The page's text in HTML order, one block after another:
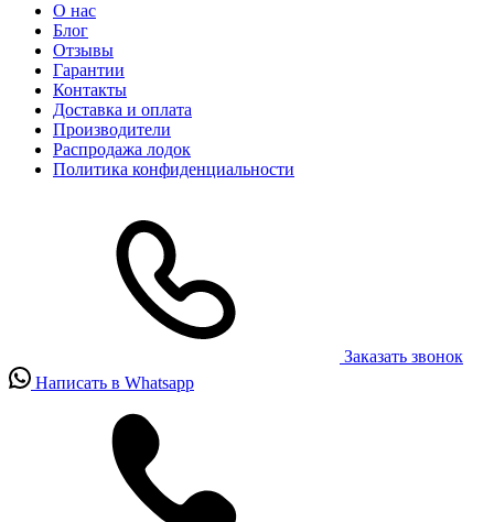
О нас
Блог
Отзывы
Гарантии
Контакты
Доставка и оплата
Производители
Распродажа лодок
Политика конфиденциальности
Заказать звонок
Написать в Whatsapp